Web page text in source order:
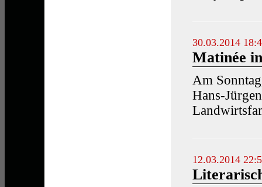
30.03.2014
Matinée
Am
Hans-
12.03.2014